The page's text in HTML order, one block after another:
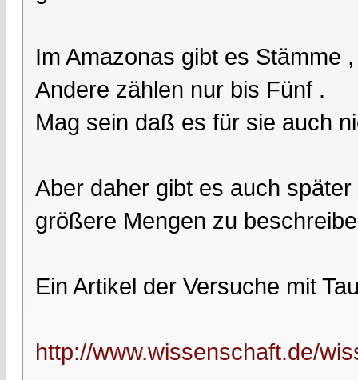
Im Amazonas gibt es Stämme
Andere zählen nur bis Fünf .
Mag sein daß es für sie auch
Aber daher gibt es auch
größere Mengen zu
Ein Artikel der Versuche mit
http://www.wissenschaft.de/